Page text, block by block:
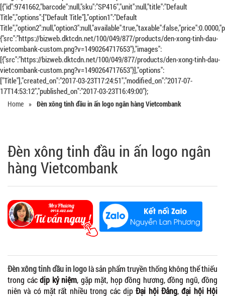
[{"id":9741662,"barcode":null,"sku":"SP416","unit":null,"title":"Default
Title","options":["Default Title"],"option1":"Default
{"src":"https://bizweb.dktcdn.net/100/049/877/products/den-xong-tinh-dau-
vietcombank-custom.png?v=1490264717653"},"images":
[{"src":"https://bizweb.dktcdn.net/100/049/877/products/den-xong-tinh-dau-
vietcombank-custom.png?v=1490264717653"}],"options":
["Title"],"created_on":"2017-03-23T17:24:51","modified_on":"2017-07-
17T14:53:12","published_on":"2017-03-23T16:49:00"};
Home » Đèn xông tinh đầu in ấn logo ngân hàng Vietcombank
Đèn xông tinh đầu in ấn logo ngân
hàng Vietcombank
Đèn xông tinh dầu in logolà sản phẩm truyền thống không thể thiếu
trong cácdịp kỷ niệm, gặp mặt, họp đồng hương, đồng ngũ, đồng
niên và có mặt rất nhiều trong các dịpĐại hội Đảng,đại hội Hội